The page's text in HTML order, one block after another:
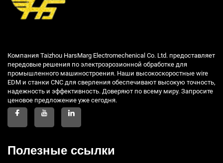
Компания Taizhou HarsMarg Electromechenical Co. Ltd. предоставляет
передовые решения по электроэрозионной обработке для
промышленного машиностроения. Наши высокоскоростные wire
EDM и станки CNC для сверления обеспечивают высокую точность,
надежность и эффективность. Доверяют по всему миру. Запросите
ценовое предложение уже сегодня.
Полезные ссылки